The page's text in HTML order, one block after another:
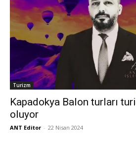
Turizm
Kapadokya Balon turları
oluyor
ANT Editor - 22 Nisan 2024